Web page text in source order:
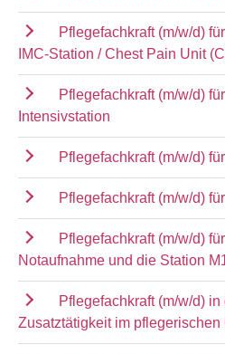
Pflegefachkraft (m/w/d)
IMC-Station / Chest Pain Unit
Pflegefachkraft (m/w/d)
Intensivstation
Pflegefachkraft (m/w/d)
Pflegefachkraft (m/w/d)
Pflegefachkraft (m/w/d)
Notaufnahme und die Station
Pflegefachkraft (m/w/d)
Zusatztätigkeit im